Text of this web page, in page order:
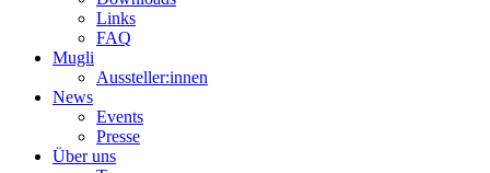
Links
FAQ
Mugli
Aussteller:innen
News
Events
Presse
Über uns